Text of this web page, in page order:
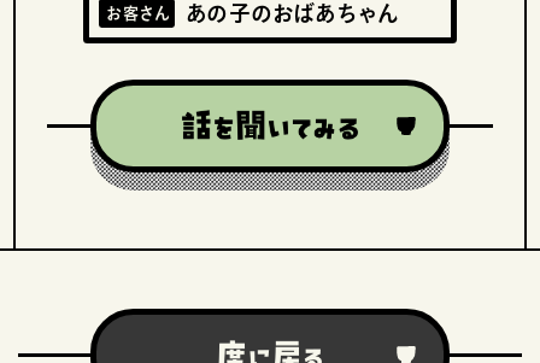
お客さん あの子のおばあちゃん